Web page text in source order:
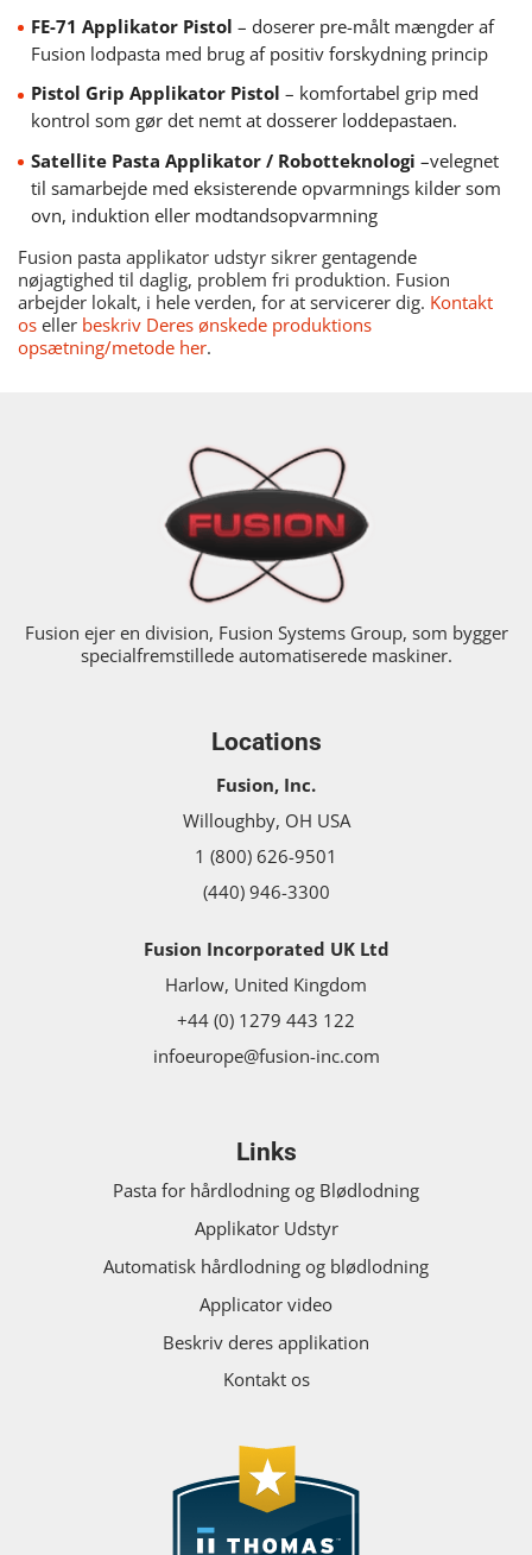
FE-71 Applikator Pistol – doserer pre-målt mængder af
Fusion lodpasta med brug af positiv forskydning princip
Pistol Grip Applikator Pistol – komfortabel grip med
kontrol som gør det nemt at dosserer loddepastaen.
Satellite Pasta Applikator / Robotteknologi –velegnet
til samarbejde med eksisterende opvarmnings kilder som
ovn, induktion eller modtandsopvarmning
Fusion pasta applikator udstyr sikrer gentagende
nøjagtighed til daglig, problem fri produktion. Fusion
arbejder lokalt, i hele verden, for at servicerer dig. Kontakt
os eller beskriv Deres ønskede produktions
opsætning/metode her.
Fusion ejer en division, Fusion Systems Group, som bygger
specialfremstillede automatiserede maskiner.
Locations
Fusion, Inc.
Willoughby, OH USA
1 (800) 626-9501
(440) 946-3300
Fusion Incorporated UK Ltd
Harlow, United Kingdom
+44 (0) 1279 443 122
infoeurope@fusion-inc.com
Links
Pasta for hårdlodning og Blødlodning
Applikator Udstyr
Automatisk hårdlodning og blødlodning
Applicator video
Beskriv deres applikation
Kontakt os